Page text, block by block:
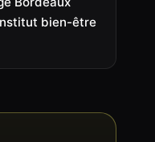
bien-être